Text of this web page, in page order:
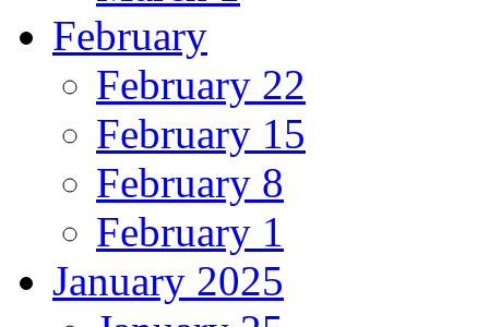
February
February 22
February 15
February 8
February 1
January 2025